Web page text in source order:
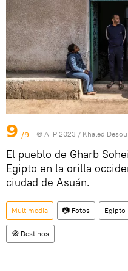
9 /9 © AFP 2023 / Khaled
El pueblo de Gharb
Egipto en la orilla
ciudad de Asuán.
Multimedia 📷 Fotos Egipto
🧭 Destinos